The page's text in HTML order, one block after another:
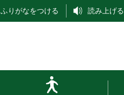
ふりがなをつける 読み上げる